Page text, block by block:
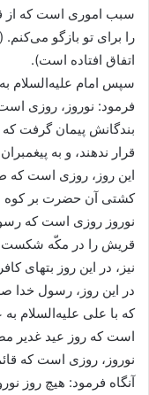
سبب امورى است که از
را براى تو بازگو
اتفاق افتاده است).
سپس امام علیه‌السلام
فرمود: نوروز، روزى است
بندگانش پیمان گرفت که
قرار ندهند، و به
این روز، روزى است
کشتى آن حضرت بر کوه
نوروز روزى است که
قریش را در مکّه شکست
نیز، در این روز بتهاى
در این روز، رسول خدا
که با على علیه‌السلام
است که روز عید غدیر
نوروز، روزى است که
آنگاه فرمود: هیچ روز